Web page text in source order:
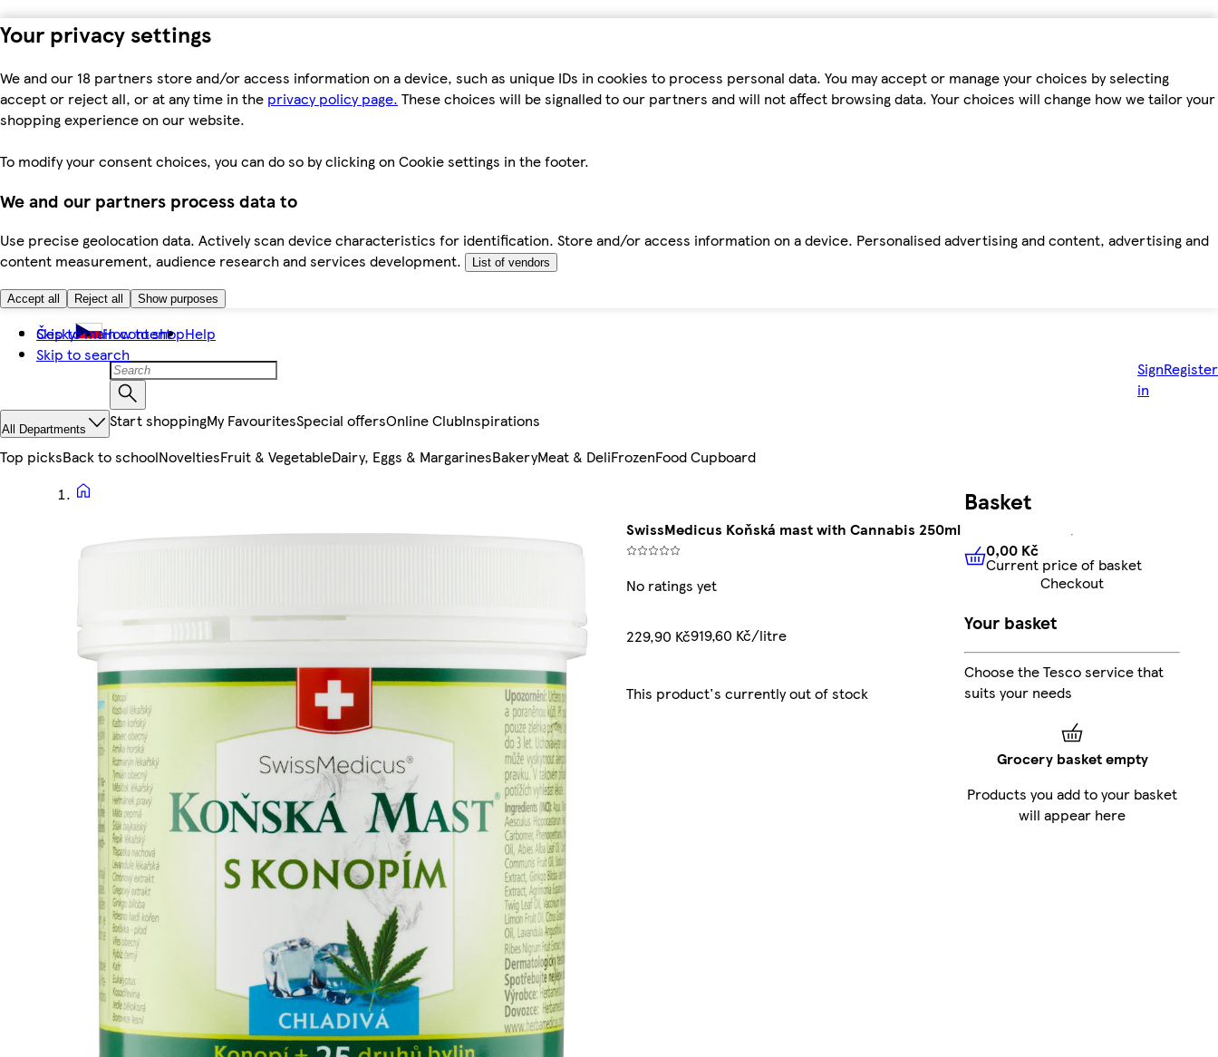
Your privacy settings
We and our 18 partners store and/or access information on a device, such as unique IDs in cookies to process personal data. You may accept or manage your choices by selecting
accept or reject all, or at any time in the privacy policy page. These choices will be signalled to our partners and will not affect browsing data. Your choices will change how we tailor your
shopping experience on our website.
To modify your consent choices, you can do so by clicking on Cookie settings in the footer.
We and our partners process data to
Use precise geolocation data. Actively scan device characteristics for identification. Store and/or access information on a device. Personalised advertising and content, advertising and
content measurement, audience research and services development.
List of vendors
Accept all Reject all Show purposes
Skip to main content
Skip to search
Česky How to shopHelp
Sign
in
Register
All Departments Start shoppingMy FavouritesSpecial offersOnline ClubInspirations
Top picksBack to schoolNoveltiesFruit & VegetableDairy, Eggs & MargarinesBakeryMeat & DeliFrozenFood Cupboard
SwissMedicus Koňská mast with Cannabis 250ml
No ratings yet
229,90 Kč919,60 Kč/litre
This product's currently out of stock
Basket
0,00 KčCurrent price of
0,00 Kč
Current price of basket
Checkout
Your basket
Choose the Tesco service that
suits your needs
Grocery basket empty
Products you add to your basket
will appear here